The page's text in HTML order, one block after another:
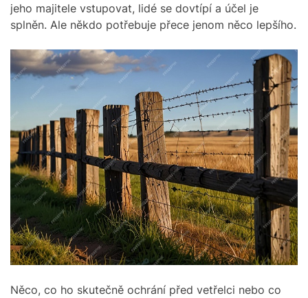
jeho majitele vstupovat, lidé se dovtípí a účel je
splněn. Ale někdo potřebuje přece jenom něco lepšího.
Něco, co ho skutečně ochrání před vetřelci nebo co